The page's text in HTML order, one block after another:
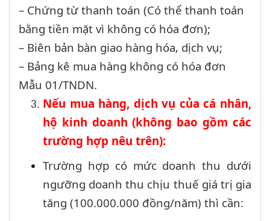
– Chứng từ thanh toán (Có thể thanh toán
bằng tiền mặt vì không có hóa đơn);
– Biên bản bàn giao hàng hóa, dịch vụ;
– Bảng kê mua hàng không có hóa đơn
Mẫu 01/TNDN.
Nếu mua hàng, dịch vụ của cá nhân,
hộ kinh doanh (không bao gồm các
trường hợp nêu trên):
Trường hợp có mức doanh thu dưới
ngưỡng doanh thu chịu thuế giá trị gia
tăng (100.000.000 đồng/năm) thì cần: